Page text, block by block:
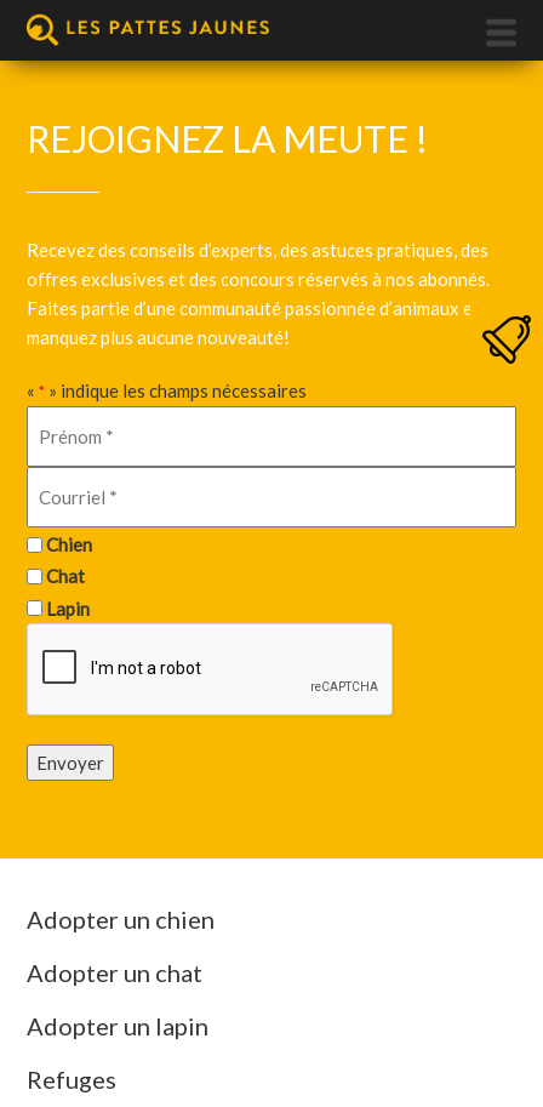
REJOIGNEZ LA MEUTE !
Recevez des conseils d’experts, des astuces pratiques, des
offres exclusives et des concours réservés à nos abonnés.
Faites partie d’une communauté passionnée d’animaux et ne
manquez plus aucune nouveauté!
«* » indique les champs nécessaires
Chien
Chat
Lapin
Envoyer
Adopter un chien
Adopter un chat
Adopter un lapin
Refuges